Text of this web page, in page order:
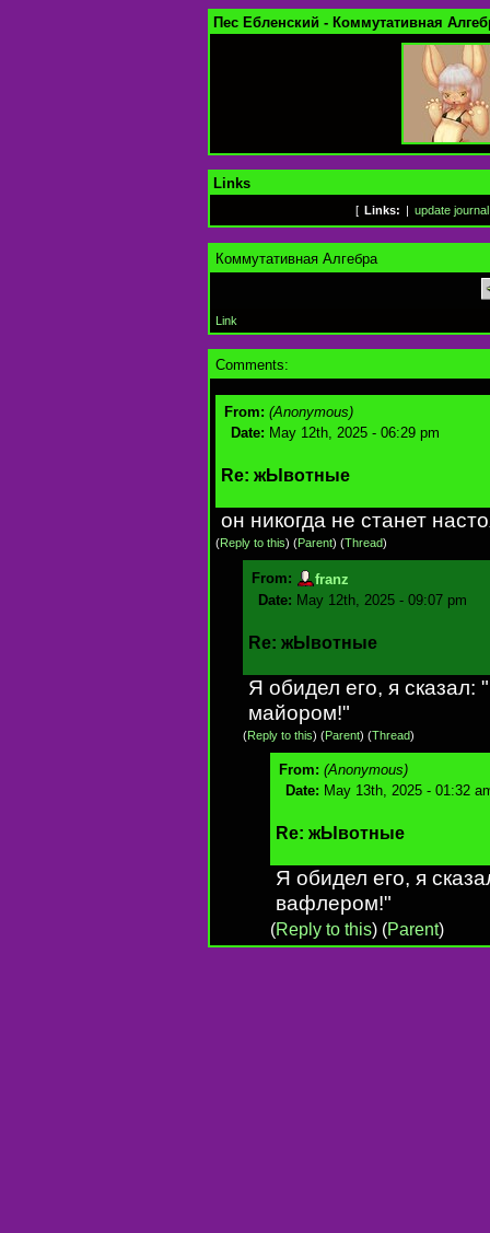
Пес Ебленский - Коммутативная
Links
[ Links: update journal
Коммутативная Алгебра
Link
Comments:
From: (Anonymous)
Date: May 12th, 2025 - 06:29 pm
Re: жЫвотные
он никогда не станет
(Reply to this) (Parent) (Thread)
From:
franz
Date: May 12th, 2025 - 09:07 pm
Re: жЫвотные
Я обидел его, я сказал:
майором!"
(Reply to this) (Parent) (Thread)
From: (Anonymous)
Date: May 13th, 2025 - 01:32
Re: жЫвотные
Я обидел его, я
вафлером!"
(Reply to this) (Parent)